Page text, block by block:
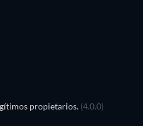
propietarios. (4.0.0)